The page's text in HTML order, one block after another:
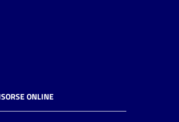
ONLINE